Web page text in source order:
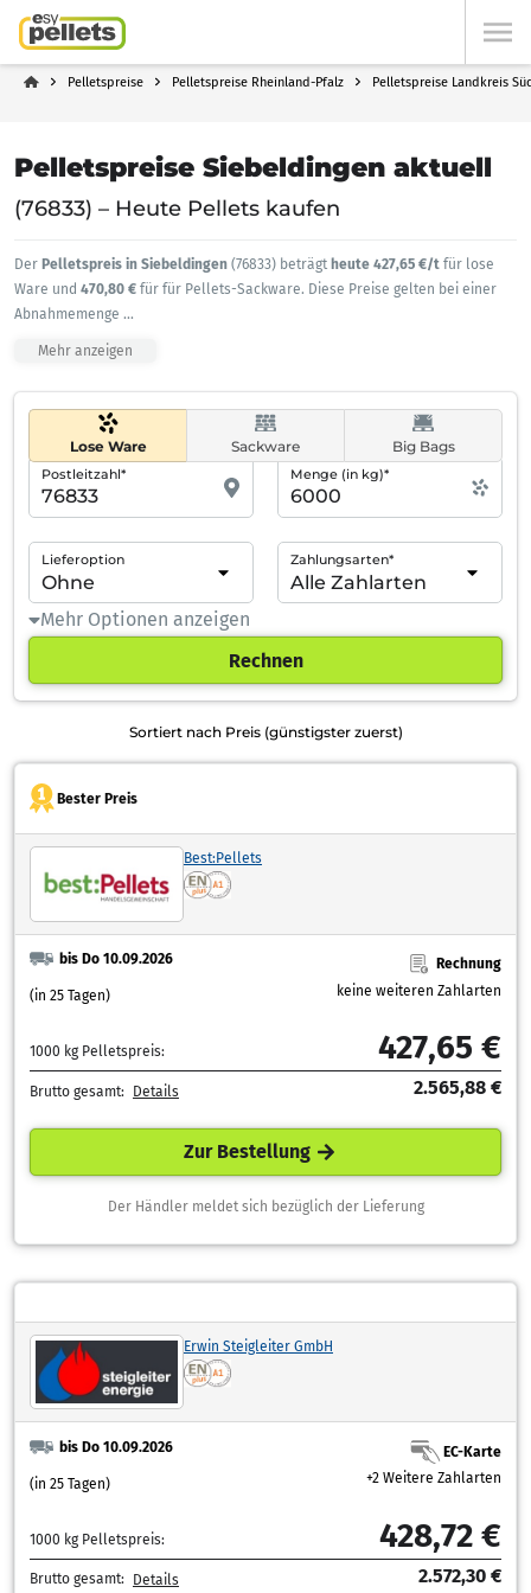
Pelletspreise Pelletspreise Rheinland-Pfalz Pelletspreise Landkreis
Pelletspreise Siebeldingen aktuell
(76833) – Heute Pellets kaufen
Der Pelletspreis in Siebeldingen (76833) beträgt heute 427,65 €/t für lose
Ware und 470,80 € für für Pellets-Sackware. Diese Preise gelten bei einer
Abnahmemenge ...
Mehr anzeigen
Lose Ware Sackware Big Bags
Postleitzahl* Menge (in kg)*
Lieferoption Zahlungsarten*
Mehr Optionen anzeigen
Rechnen
Sortiert nach Preis (günstigster zuerst)
Bester Preis
Best:Pellets
bis Do 10.09.2026
(in 25 Tagen)
Rechnung
keine weiteren Zahlarten
1000 kg Pelletspreis: 427,65 €
Brutto gesamt: Details 2.565,88 €
Zur Bestellung
Der Händler meldet sich bezüglich der Lieferung
Erwin Steigleiter GmbH
bis Do 10.09.2026
(in 25 Tagen)
EC-Karte
+2 Weitere Zahlarten
1000 kg Pelletspreis: 428,72 €
Brutto gesamt: Details 2.572,30 €